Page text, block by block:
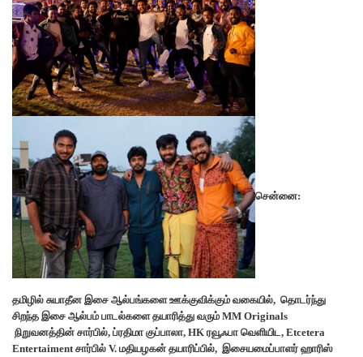
சென்னை:
தமிழில் சுயாதீன இசை ஆல்பங்களை ஊக்குவிக்கும் வகையில், தொடர்ந்து
சிறந்த இசை ஆல்பம் பாடல்களை தயாரித்து வரும் MM Originals
நிறுவனத்தின் சார்பில், ப்ரதிமா குப்பாலா, HK ரவூஃபா வெளியிட, Etcetera
Entertaiment சார்பில் V. மதியழகன் தயாரிப்பில், இசையமைப்பாளர் ஹாரிஸ்